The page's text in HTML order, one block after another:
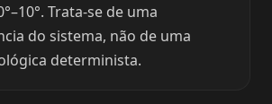
Trata-se de uma
do sistema, não de uma
determinista.